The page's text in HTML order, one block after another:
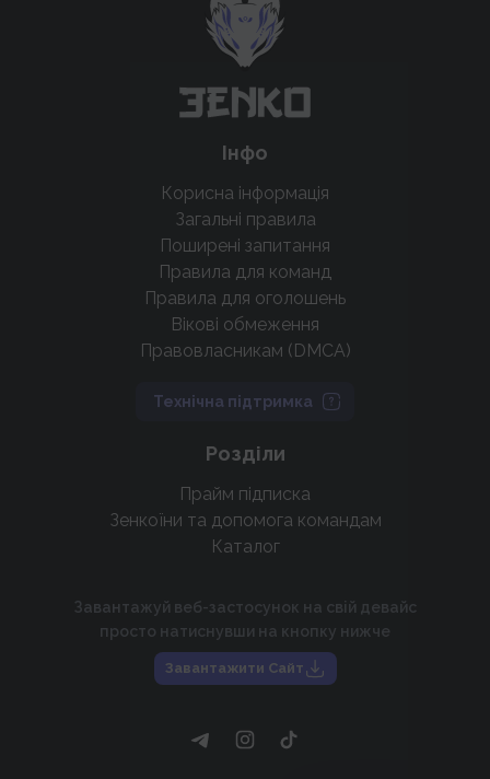
Підтримати проєкт
Інфо
Корисна інформація
Загальні правила
Поширені запитання
Правила для команд
Правила для оголошень
Вікові обмеження
Правовласникам (DMCA)
Технічна підтримка
Розділи
Прайм підписка
Зенкоїни та допомога командам
Каталог
Завантажуй веб-застосунок на свій девайс
просто натиснувши на кнопку нижче
Завантажити Сайт